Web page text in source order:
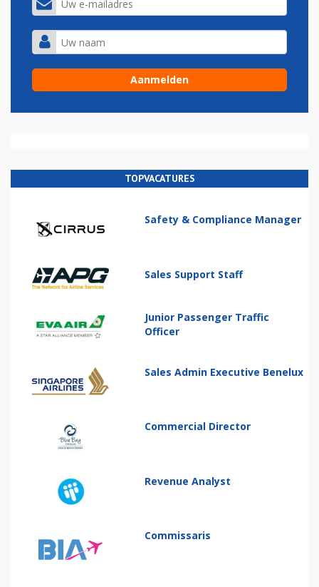
TOPVACATURES
Safety & Compliance Manager
Sales Support Staff
Junior Passenger Traffic
Officer
Sales Admin Executive Benelux
Commercial Director
Revenue Analyst
Commissaris